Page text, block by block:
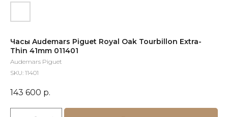
Часы Audemars Piguet Royal Oak Tourbillon Extra-
Thin 41mm 011401
Audemars Piguet
SKU: 11401
143 600 р.